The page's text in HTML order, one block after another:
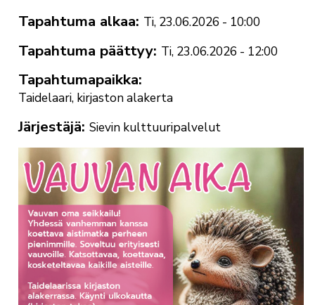
Tapahtuma alkaa Ti, 23.06.2026 - 10:00
Tapahtuma päättyy Ti, 23.06.2026 - 12:00
Tapahtumapaikka
Taidelaari, kirjaston alakerta
Järjestäjä Sievin kulttuuripalvelut